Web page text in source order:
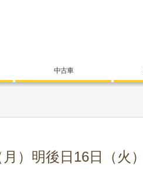
中古車
）明後日16日（火